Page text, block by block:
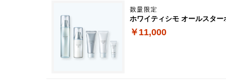
ホワイティシモ オールスター
￥11,000